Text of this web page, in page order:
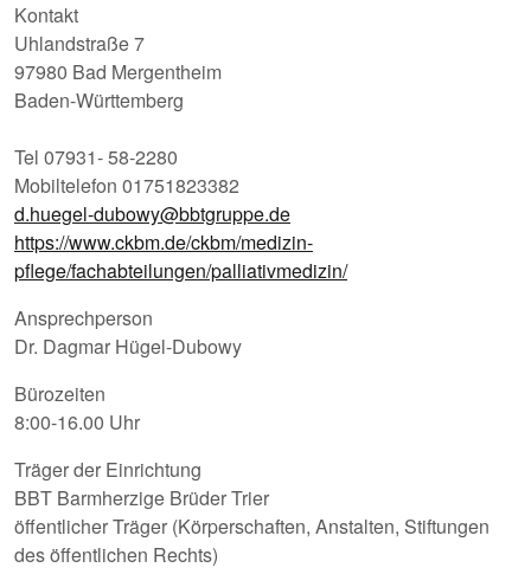
Kontakt
Uhlandstraße 7
97980 Bad Mergentheim
Baden-Württemberg
Tel 07931- 58-2280
Mobiltelefon 01751823382
d.huegel-dubowy@bbtgruppe.de
https://www.ckbm.de/ckbm/medizin-
pflege/fachabteilungen/palliativmedizin/
Ansprechperson
Dr. Dagmar Hügel-Dubowy
Bürozeiten
8:00-16.00 Uhr
Träger der Einrichtung
BBT Barmherzige Brüder Trier
öffentlicher Träger (Körperschaften, Anstalten, Stiftungen
des öffentlichen Rechts)